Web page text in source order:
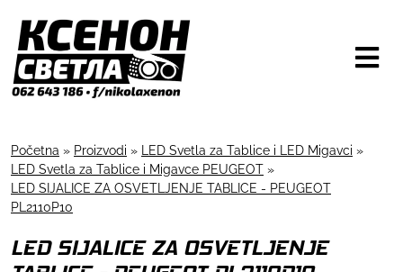
Početna » Proizvodi » LED Svetla za Tablice i LED Migavci »
LED Svetla za Tablice i Migavce PEUGEOT »
LED SIJALICE ZA OSVETLJENJE TABLICE - PEUGEOT
PL2110P10
LED SIJALICE ZA OSVETLJENJE